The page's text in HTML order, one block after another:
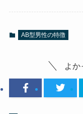
AB型男性の特徴
よか